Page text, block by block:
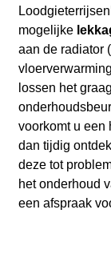
mogelijke
aan de radiator
lossen het
voorkomt u een
dan tijdig
deze tot
het onderhoud
een afspraak